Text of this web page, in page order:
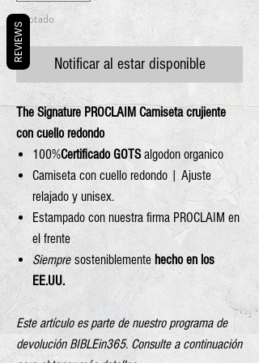
Agotado
Notificar al estar disponible
The Signature PROCLAIM Camiseta crujiente
con cuello redondo
100%Certificado GOTSalgodon organico
Camiseta con cuello redondo | Ajuste
relajado y unisex.
Estampado con nuestra firma PROCLAIM en
el frente
Siempre sosteniblemente hecho en los
EE.UU.
Este artículo es parte de nuestro programa de
devolución BIBLEin365. Consulte a continuación
REVIEWS